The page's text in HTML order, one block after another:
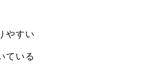
やすい
ている